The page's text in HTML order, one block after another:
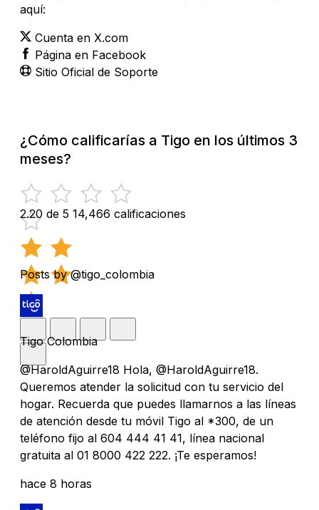
aquí:
Cuenta en X.com
Página en Facebook
Sitio Oficial de Soporte
¿Cómo calificarías a Tigo en los últimos 3
meses?
2.20 de 5 14,466 calificaciones
Posts by @tigo_colombia
Tigo Colombia
@HaroldAguirre18 Hola, @HaroldAguirre18.
Queremos atender la solicitud con tu servicio del
hogar. Recuerda que puedes llamarnos a las líneas
de atención desde tu móvil Tigo al *300, de un
teléfono fijo al 604 444 41 41, línea nacional
gratuita al 01 8000 422 222. ¡Te esperamos!
hace 8 horas